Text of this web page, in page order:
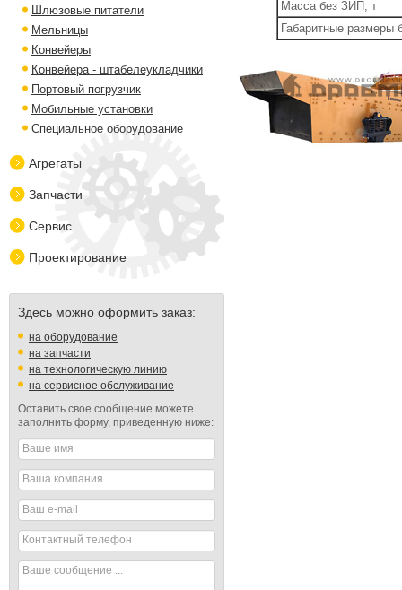
Масса без ЗИП, т
Габаритные размеры
Шлюзовые питатели
Мельницы
Конвейеры
Конвейера - штабелеукладчики
Портовый погрузчик
Мобильные установки
Специальное оборудование
Агрегаты
Запчасти
Сервис
Проектирование
Здесь можно оформить заказ:
на оборудование
на запчасти
на технологическую линию
на сервисное обслуживание
Оставить свое сообщение можете
заполнить форму, приведенную ниже:
Ваше имя
Ваша компания
Ваш e-mail
Контактный телефон
Ваше сообщение ...